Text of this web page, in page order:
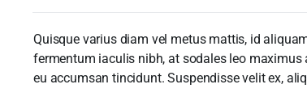
Quisque varius diam vel metus mattis, id
fermentum iaculis nibh, at sodales leo
eu accumsan tincidunt. Suspendisse velit ex,